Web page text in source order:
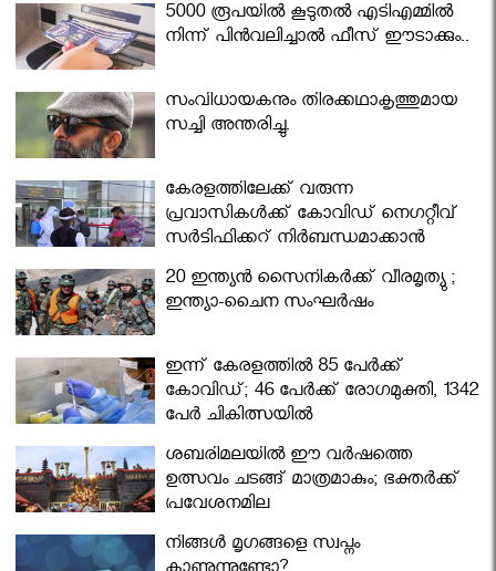
5000 രൂപയിൽ കൂടുതൽ എടിഎമ്മിൽ
നിന്ന് പിൻവലിച്ചാൽ ഫീസ് ഈടാക്കും..
സംവിധായകനും തിരക്കഥാകൃത്തുമായ
സച്ചി അന്തരിച്ചു.
കേരളത്തിലേക്ക് വരുന്ന
പ്രവാസികള്‍ക്ക് കോവിഡ് നെഗറ്റീവ്
സര്‍ട്ടിഫിക്കറ്റ് നിർബന്ധമാക്കാൻ
മന്ത്രിസഭ
20 ഇന്ത്യൻ സൈനികർക്ക് വീരമൃത്യു ;
ഇന്ത്യാ-ചൈന സംഘർഷം
ഇന്ന് കേരളത്തിൽ 85 പേർക്ക്
കോവിഡ്; 46 പേർക്ക് രോഗമുക്തി, 1342
പേർ ചികിത്സയിൽ
ശബരിമലയില്‍ ഈ വർഷത്തെ
ഉത്സവം ചടങ്ങ് മാത്രമാകും; ഭക്തർക്ക്
പ്രവേശനമില്ല
നിങ്ങള്‍ മൃഗങ്ങളെ സ്വപ്നം